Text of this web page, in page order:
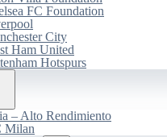
FC Foundation
City
Ham United
Hotspurs
– Alto Rendimiento
Milan